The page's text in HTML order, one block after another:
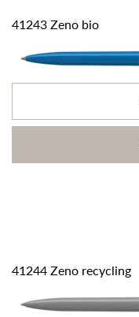
41243 Zeno bio
41244 Zeno recycling